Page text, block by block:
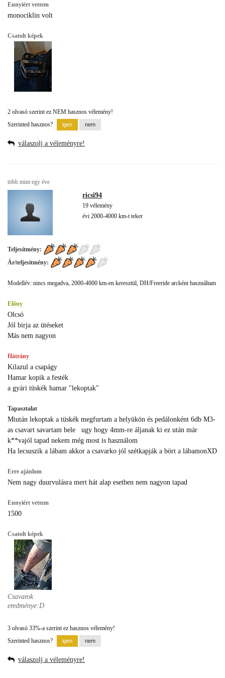
Ennyiért vettem
monociklin volt
Csatolt képek
2 olvasó szerint ez NEM hasznos vélemény!
Szerinted hasznos?
válaszolj a véleményre!
több mint egy éve
ricsi94
19 vélemény
évi 2000-4000 km-t teker
Teljesítmény:
Ár/teljesítmény:
Modellév: nincs megadva, 2000-4000 km-en keresztül, DH/Freeride arcként használtam
Előny
Olcsó
Jól birja az ütéseket
Más nem nagyon
Hátrány
Kilazul a csapágy
Hamar kopik a festék
a gyári tüskék hamar "lekoptak"
Tapasztalat
Miután lekoptak a tüskék megfurtam a helyükön és pedálonként 6db M3-
as csavart savartam bele ugy hogy 4mm-re áljanak ki ez után már
k**vajól tapad nekem még most is használom
Ha lecsuszik a lábam akkor a csavarko jól szétkapják a bört a lábamonXD
Erre ajánlom
Nem nagy duurvulásra mert hát alap esetben nem nagyon tapad
Ennyiért vettem
1500
Csatolt képek
Csavarok
eredménye:D
3 olvasó 33%-a szerint ez hasznos vélemény!
Szerinted hasznos?
válaszolj a véleményre!